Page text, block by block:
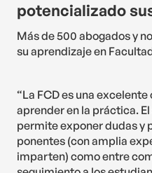
potencializado
Más de 500 abogados y
su aprendizaje en
“La FCD es una
aprender en la práctica.
permite exponer dudas y
ponentes (con amplia
imparten) como entre